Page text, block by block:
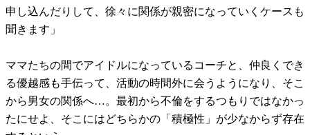
申し込んだりして、徐々に関係が親密になっていくケースも
聞きます」
ママたちの間でアイドルになっているコーチと、仲良くでき
る優越感も手伝って、活動の時間外に会うようになり、そこ
から男女の関係へ…。最初から不倫をするつもりではなかっ
たにせよ、そこにはどちらかの「積極性」が少なからず存在